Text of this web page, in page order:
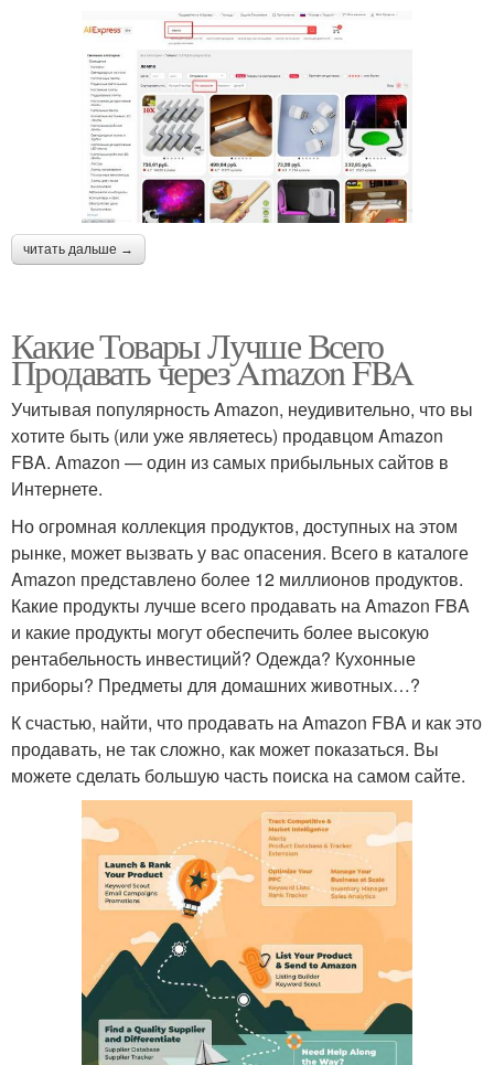
читать дальше →
Какие Товары Лучше Всего
Продавать через Amazon FBA
Учитывая популярность Amazon, неудивительно, что вы
хотите быть (или уже являетесь) продавцом Amazon
FBA. Amazon — один из самых прибыльных сайтов в
Интернете.
Но огромная коллекция продуктов, доступных на этом
рынке, может вызвать у вас опасения. Всего в каталоге
Amazon представлено более 12 миллионов продуктов.
Какие продукты лучше всего продавать на Amazon FBA
и какие продукты могут обеспечить более высокую
рентабельность инвестиций? Одежда? Кухонные
приборы? Предметы для домашних животных…?
К счастью, найти, что продавать на Amazon FBA и как это
продавать, не так сложно, как может показаться. Вы
можете сделать большую часть поиска на самом сайте.